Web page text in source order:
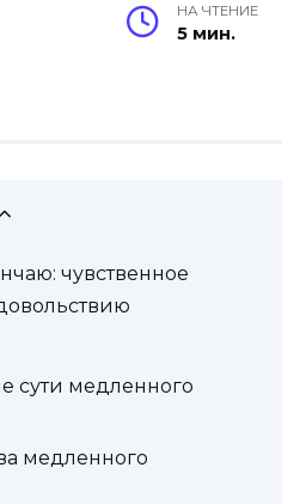
НА ЧТЕНИЕ
5 мин.
чувственное
сути медленного
медленного